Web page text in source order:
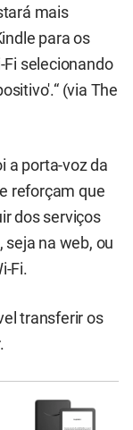
mais
para os
selecionando
(via The
a porta-voz da
reforçam que
dos serviços
seja na web, ou
Fi.
transferir os